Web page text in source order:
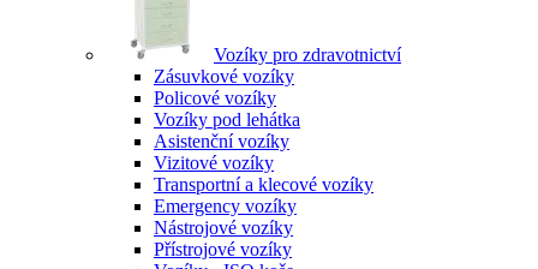
Vozíky pro zdravotnictví
Zásuvkové vozíky
Policové vozíky
Vozíky pod lehátka
Asistenční vozíky
Vizitové vozíky
Transportní a klecové vozíky
Emergency vozíky
Nástrojové vozíky
Přístrojové vozíky